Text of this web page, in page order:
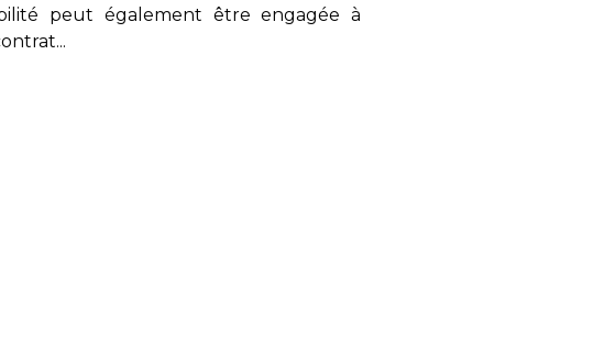
peut également être engagée à